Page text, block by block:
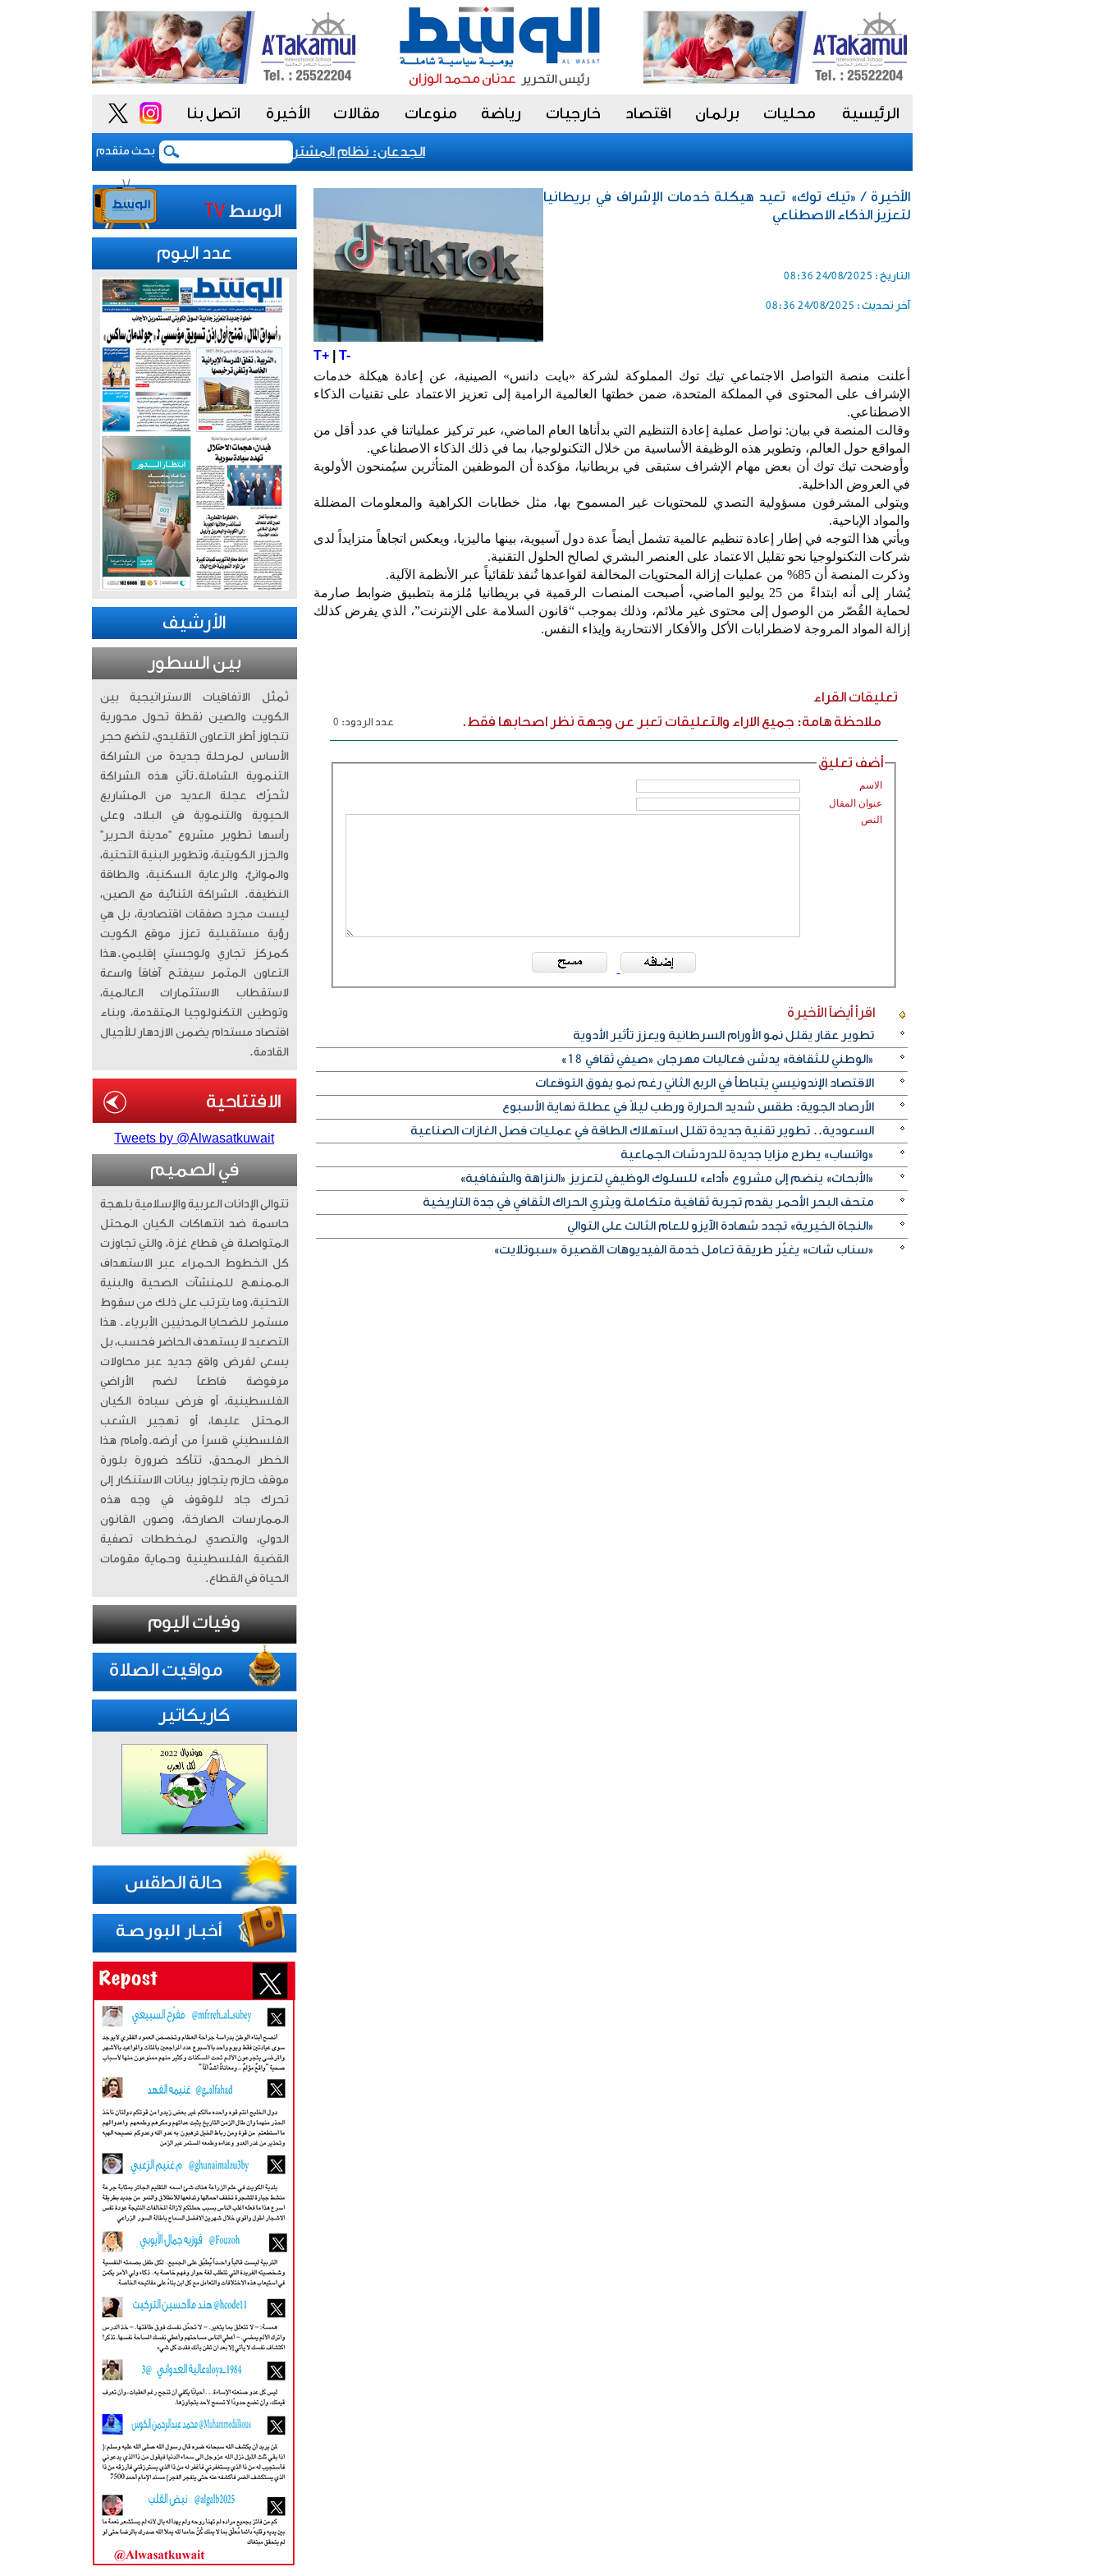
الرئيسية محليات برلمان اقتصاد خارجيات رياضة منوعات مقالات الأخيرة اتصل بنا
بحث متقدم
الجدعان: نظام المشتريات يمنح الحكومة السعودية أدوات أكثر مرونة
الأخيرة / «تيك توك» تعيد هيكلة خدمات الإشراف في بريطانيا
لتعزيز الذكاء الاصطناعي
التاريخ : 24/08/2025 08:36
آخر تحديث : 24/08/2025 08:36
T+| T-
أعلنت منصة التواصل الاجتماعي تيك توك المملوكة لشركة «بايت دانس» الصينية، عن إعادة هيكلة خدمات
الإشراف على المحتوى في المملكة المتحدة، ضمن خطتها العالمية الرامية إلى تعزيز الاعتماد على تقنيات الذكاء
الاصطناعي.
وقالت المنصة في بيان: نواصل عملية إعادة التنظيم التي بدأناها العام الماضي، عبر تركيز عملياتنا في عدد أقل من
المواقع حول العالم، وتطوير هذه الوظيفة الأساسية من خلال التكنولوجيا، بما في ذلك الذكاء الاصطناعي.
وأوضحت تيك توك أن بعض مهام الإشراف ستبقى في بريطانيا، مؤكدة أن الموظفين المتأثرين سيُمنحون الأولوية
في العروض الداخلية.
ويتولى المشرفون مسؤولية التصدي للمحتويات غير المسموح بها، مثل خطابات الكراهية والمعلومات المضللة
والمواد الإباحية.
ويأتي هذا التوجه في إطار إعادة تنظيم عالمية تشمل أيضاً عدة دول آسيوية، بينها ماليزيا، ويعكس اتجاهاً متزايداً لدى
شركات التكنولوجيا نحو تقليل الاعتماد على العنصر البشري لصالح الحلول التقنية.
وذكرت المنصة أن 85% من عمليات إزالة المحتويات المخالفة لقواعدها تُنفذ تلقائياً عبر الأنظمة الآلية.
يُشار إلى أنه ابتداءً من 25 يوليو الماضي، أصبحت المنصات الرقمية في بريطانيا مُلزمة بتطبيق ضوابط صارمة
لحماية القُصّر من الوصول إلى محتوى غير ملائم، وذلك بموجب “قانون السلامة على الإنترنت”، الذي يفرض كذلك
إزالة المواد المروجة لاضطرابات الأكل والأفكار الانتحارية وإيذاء النفس.
تعليقات القراء
ملاحظة هامة: جميع الاراء والتعليقات تعبر عن وجهة نظر اصحابها فقط.
عدد الردود: 0
أضف تعليق
الاسم
عنوان المقال
النص
اقرأ أيضاًالأخيرة
تطوير عقار يقلل نمو الأورام السرطانية ويعزز تأثير الأدوية
«الوطني للثقافة» يدشن فعاليات مهرجان «صيفي ثقافي 18»
الاقتصاد الإندونيسي يتباطأ في الربع الثاني رغم نمو يفوق التوقعات
الأرصاد الجوية: طقس شديد الحرارة ورطب ليلاً في عطلة نهاية الأسبوع
السعودية.. تطوير تقنية جديدة تقلل استهلاك الطاقة في عمليات فصل الغازات الصناعية
«واتساب» يطرح مزايا جديدة للدردشات الجماعية
«الأبحاث» ينضم إلى مشروع «أداء» للسلوك الوظيفي لتعزيز «النزاهة والشفافية»
متحف البحر الأحمر يقدم تجربة ثقافية متكاملة ويثري الحراك الثقافي في جدة التاريخية
«النجاة الخيرية» تجدد شهادة الآيزو للعام الثالث على التوالي
«سناب شات» يغيّر طريقة تعامل خدمة الفيديوهات القصيرة «سبوتلايت»
عدد اليوم
الأرشيف
بين السطور
تُمثّل الاتفاقيات الاستراتيجية بين
الكويت والصين نقطة تحول محورية
تتجاوز أطر التعاون التقليدي، لتضع حجر
الأساس لمرحلة جديدة من الشراكة
التنموية الشاملة. ​تأتي هذه الشراكة
لتُحرّك عجلة العديد من المشاريع
الحيوية والتنموية في البلاد، وعلى
رأسها تطوير مشروع “مدينة الحرير”
والجزر الكويتية، وتطوير البنية التحتية،
والموانئ، والرعاية السكنية، والطاقة
النظيفة. الشراكة الثنائية مع الصين،
ليست مجرد صفقات اقتصادية، بل هي
رؤية مستقبلية تعزز موقع الكويت
كمركز تجاري ولوجستي إقليمي. ​هذا
التعاون المثمر سيفتح آفاقاً واسعة
لاستقطاب الاستثمارات العالمية،
وتوطين التكنولوجيا المتقدمة، وبناء
اقتصاد مستدام يضمن الازدهار للأجيال
القادمة.
Tweets by @Alwasatkuwait
في الصميم
تتوالى الإدانات العربية والإسلامية بلهجة
حاسمة ضد انتهاكات الكيان المحتل
المتواصلة في قطاع غزة، والتي تجاوزت
كل الخطوط الحمراء عبر الاستهداف
الممنهج للمنشآت الصحية والبنية
التحتية، وما يترتب على ذلك من سقوط
مستمر للضحايا المدنيين الأبرياء. ​ هذا
التصعيد لا يستهدف الحاضر فحسب، بل
يسعى لفرض واقع جديد عبر محاولات
مرفوضة قاطعاً لضم الأراضي
الفلسطينية، أو فرض سيادة الكيان
المحتل عليها، أو تهجير الشعب
الفلسطيني قسراً من أرضه. ​وأمام هذا
الخطر المحدق، تتأكد ضرورة بلورة
موقف حازم يتجاوز بيانات الاستنكار إلى
تحرك جاد للوقوف في وجه هذه
الممارسات الصارخة، وصون القانون
الدولي، والتصدي لمخططات تصفية
القضية الفلسطينية وحماية مقومات
الحياة في القطاع.
كاريكاتير